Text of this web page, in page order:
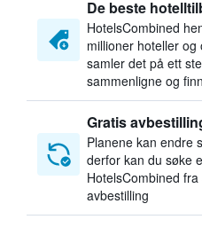
De beste
HotelsCombined
millioner hoteller
samler det på ett
sammenligne og
Gratis
Planene kan endre
derfor kan du søke
HotelsCombined
avbestilling